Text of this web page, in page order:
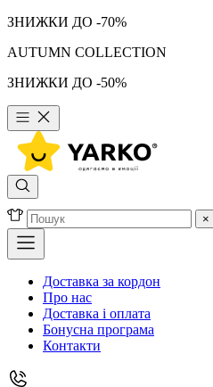
ЗНИЖКИ ДО -70%
AUTUMN COLLECTION
ЗНИЖКИ ДО -50%
×
Доставка за кордон
Про нас
Доставка і оплата
Бонусна програма
Контакти